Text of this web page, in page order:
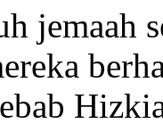
jemaah